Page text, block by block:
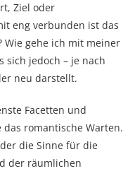
Ziel oder
eng verbunden ist das
Wie gehe ich mit meiner
sich jedoch – je nach
neu darstellt.
Facetten und
romantische Warten.
die Sinne für die
der räumlichen